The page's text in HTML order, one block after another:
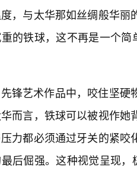
，与太华那如丝绸般华
的铁球，这不再是一个
锋艺术作品中，咬住坚硬
而言，铁球可以被视作
力都必须通过牙关的紧
后倔强。这种视觉呈现